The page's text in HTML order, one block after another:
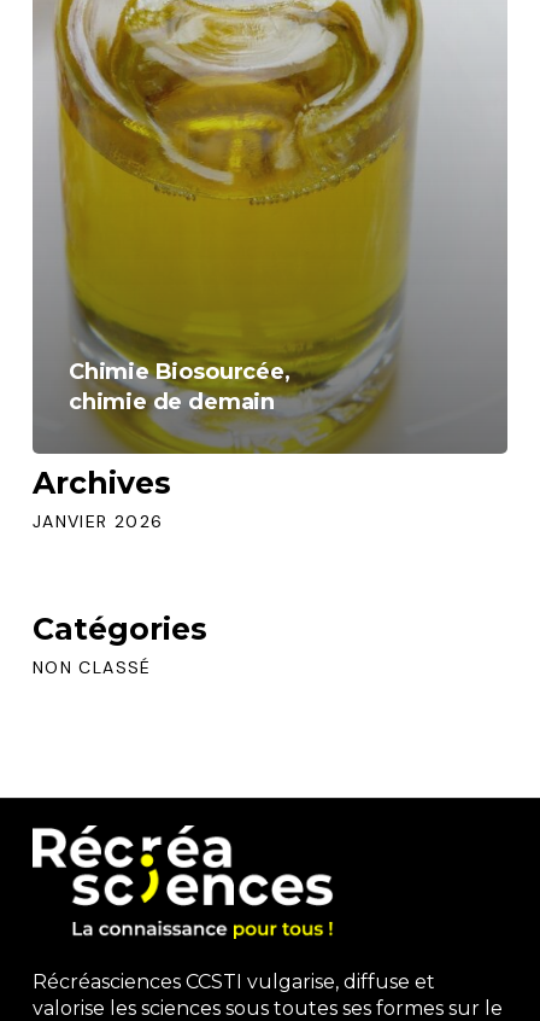
Chimie Biosourcée,
chimie de demain
Archives
JANVIER 2026
Catégories
NON CLASSÉ
Récréasciences CCSTI vulgarise, diffuse et
valorise les sciences sous toutes ses formes sur le